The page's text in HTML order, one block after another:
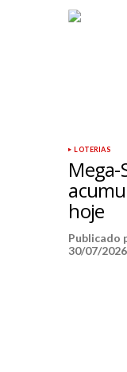
LOTERIAS
hoje
Publicado
30/07/